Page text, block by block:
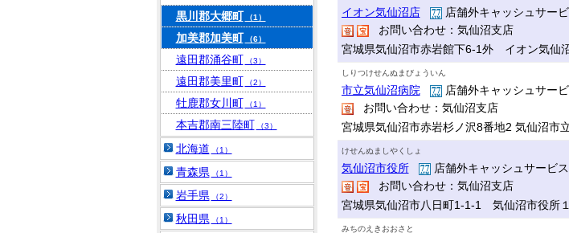
イオン気仙沼店
店舗外キャッシュサー
お問い合わせ：気仙沼支店
宮城県気仙沼市赤岩館下6-1外 イオン気仙
しりつけせんぬまびょういん
市立気仙沼病院
店舗外キャッシュサー
お問い合わせ：気仙沼支店
宮城県気仙沼市赤岩杉ノ沢8番地2 気仙沼市
けせんぬましやくしょ
気仙沼市役所
店舗外キャッシュサービ
お問い合わせ：気仙沼支店
宮城県気仙沼市八日町1-1-1 気仙沼市役所
みちのえきおおさと
黒川郡大郷町 （1）
加美郡加美町 （6）
遠田郡涌谷町 （3）
遠田郡美里町 （2）
牡鹿郡女川町 （1）
本吉郡南三陸町 （3）
北海道 （1）
青森県 （1）
岩手県 （2）
秋田県 （1）